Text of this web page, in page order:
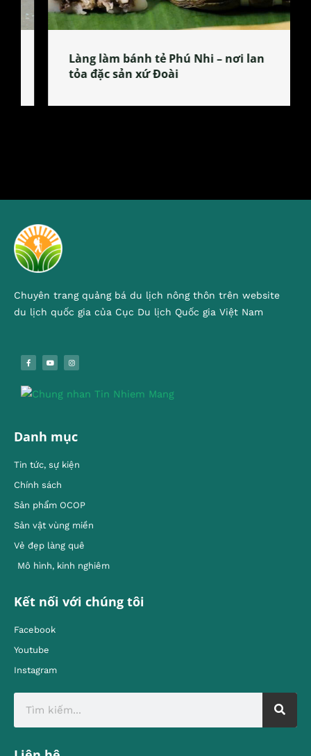
Làng làm bánh tẻ Phú Nhi – nơi lan
tỏa đặc sản xứ Đoài
Chuyên trang quảng bá du lịch nông thôn trên website
du lịch quốc gia của Cục Du lịch Quốc gia Việt Nam
Danh mục
Tin tức, sự kiện
Chính sách
Sản phẩm OCOP
Sản vật vùng miền
Vẻ đẹp làng quê
Mô hình, kinh nghiêm
Kết nối với chúng tôi
Facebook
Youtube
Instagram